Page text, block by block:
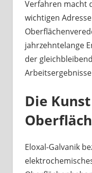
Verfahren macht
wichtigen
jahrzehntelange
der
Die
Eloxal-Galvanik